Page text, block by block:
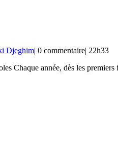
Djeghim| 0 commentaire| 22h33
Chaque année, dès les